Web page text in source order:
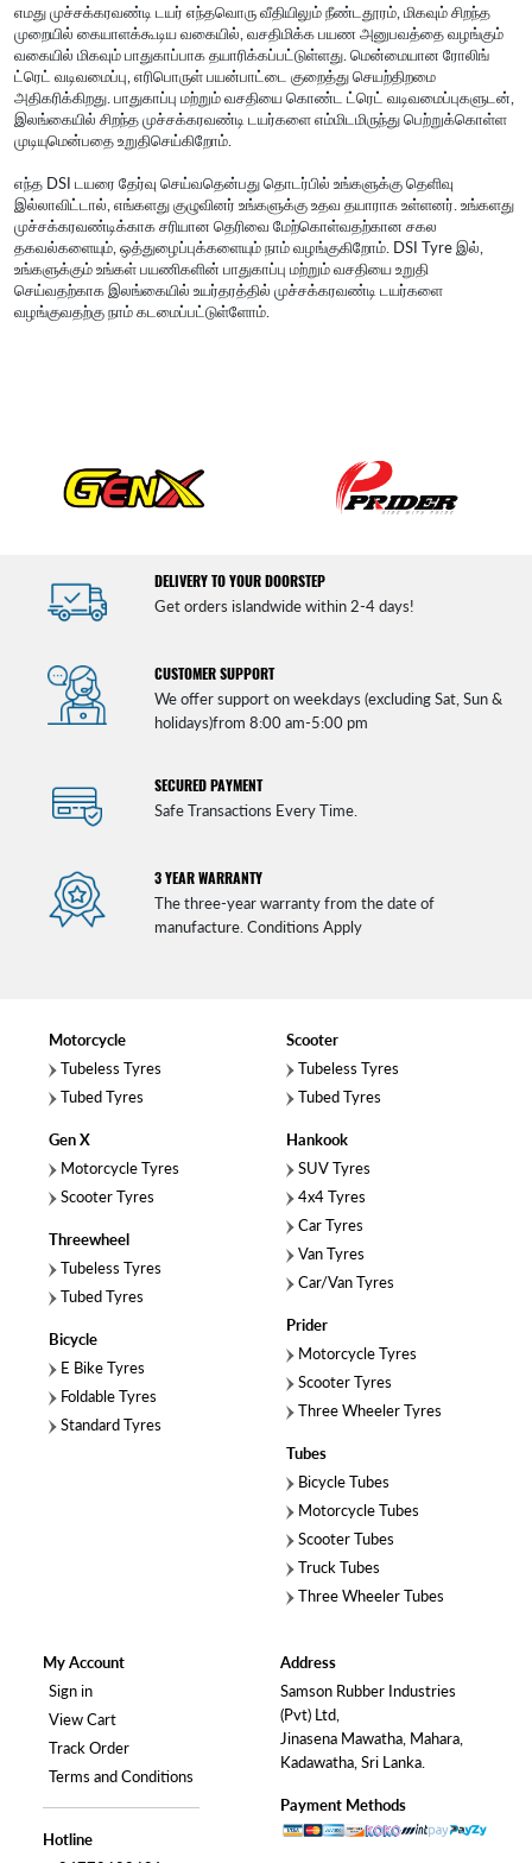
எமது முச்சக்கரவண்டி டயர் எந்தவொரு வீதியிலும் நீண்டதூரம், மிகவும் சிறந்த
முறையில் கையாளக்கூடிய வகையில், வசதிமிக்க பயண அனுபவத்தை வழங்கும்
வகையில் மிகவும் பாதுகாப்பாக தயாரிக்கப்பட்டுள்ளது. மென்மையான ரோலிங்
ட்ரெட் வடிவமைப்பு, எரிபொருள் பயன்பாட்டை குறைத்து செயற்திறமை
அதிகரிக்கிறது. பாதுகாப்பு மற்றும் வசதியை கொண்ட ட்ரெட் வடிவமைப்புகளுடன்,
இலங்கையில் சிறந்த முச்சக்கரவண்டி டயர்களை எம்மிடமிருந்து பெற்றுக்கொள்ள
முடியுமென்பதை உறுதிசெய்கிறோம்.
எந்த DSI டயரை தேர்வு செய்வதென்பது தொடர்பில் உங்களுக்கு தெளிவு
இல்லாவிட்டால், எங்களது குழுவினர் உங்களுக்கு உதவ தயாராக உள்ளனர். உங்களது
முச்சக்கரவண்டிக்காக சரியான தெரிவை மேற்கொள்வதற்கான சகல
தகவல்களையும், ஒத்துழைப்புக்களையும் நாம் வழங்குகிறோம். DSI Tyre இல்,
உங்களுக்கும் உங்கள் பயணிகளின் பாதுகாப்பு மற்றும் வசதியை உறுதி
செய்வதற்காக இலங்கையில் உயர்தரத்தில் முச்சக்கரவண்டி டயர்களை
வழங்குவதற்கு நாம் கடமைப்பட்டுள்ளோம்.
DELIVERY TO YOUR DOORSTEP
Get orders islandwide within 2-4 days!
CUSTOMER SUPPORT
We offer support on weekdays (excluding Sat, Sun &
holidays)from 8:00 am-5:00 pm
SECURED PAYMENT
Safe Transactions Every Time.
3 YEAR WARRANTY
The three-year warranty from the date of
manufacture. Conditions Apply
Motorcycle
Tubeless Tyres
Tubed Tyres
Gen X
Motorcycle Tyres
Scooter Tyres
Threewheel
Tubeless Tyres
Tubed Tyres
Bicycle
E Bike Tyres
Foldable Tyres
Standard Tyres
Scooter
Tubeless Tyres
Tubed Tyres
Hankook
SUV Tyres
4x4 Tyres
Car Tyres
Van Tyres
Car/Van Tyres
Prider
Motorcycle Tyres
Scooter Tyres
Three Wheeler Tyres
Tubes
Bicycle Tubes
Motorcycle Tubes
Scooter Tubes
Truck Tubes
Three Wheeler Tubes
My Account
Sign in
View Cart
Track Order
Terms and Conditions
Hotline
Address
Samson Rubber Industries
(Pvt) Ltd,
Jinasena Mawatha, Mahara,
Kadawatha, Sri Lanka.
Payment Methods